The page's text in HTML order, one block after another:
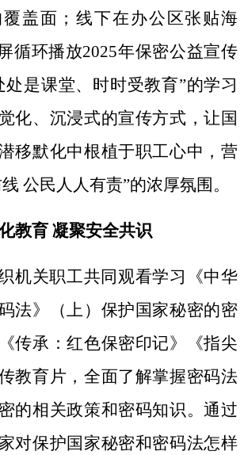
盖面；线下在办公区张贴海
循环播放2025年保密公益宣传
处是课堂、时时受教育”的学习
化、沉浸式的宣传方式，让国
移默化中根植于职工心中，营
公民人人有责”的浓厚氛围。
教育凝聚安全共识
机关职工共同观看学习《中华
法》
（上）保护国家秘密的密
《传承：红色保密印记》《指尖
教育片， 全面了解掌握密码法
的相关政策和密码知识。通过
对保护国家秘密和密码法怎样